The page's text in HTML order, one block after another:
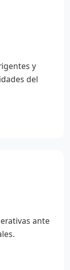
y
del
ante